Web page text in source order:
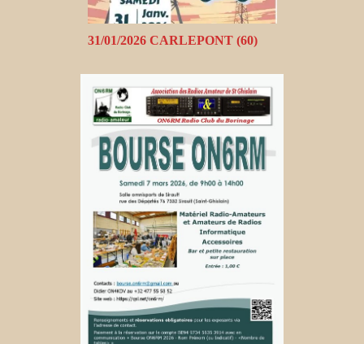
31/01/2026 CARLEPONT (60)